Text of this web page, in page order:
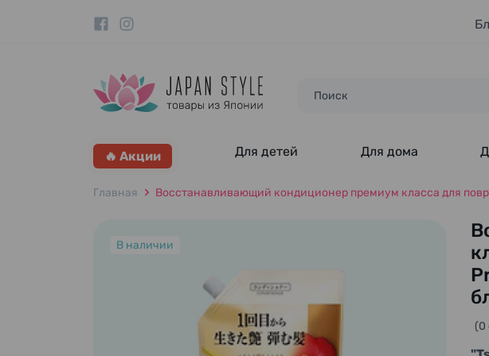
🔥 Акции Для детей Для дома
Главная Восстанавливающий кондиционер премиум класса для
В наличии
(0